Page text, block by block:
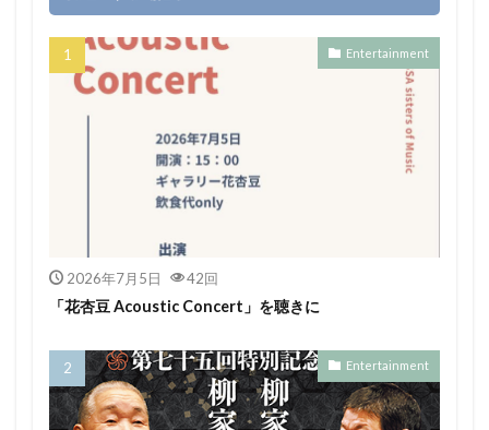
Entertainment
2026年7月5日 42回
「花杏豆 Acoustic Concert」を聴きに
Entertainment